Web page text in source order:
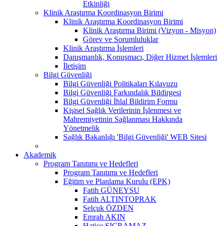
Etkinliği
Klinik Araştırma Koordinasyon Birimi
Klinik Araştırma Koordinasyon Birimi
Klinik Araştırma Birimi (Vizyon - Misyon)
Görev ve Sorumluluklar
Klinik Araştırma İşlemleri
Danışmanlık, Konuşmacı, Diğer Hizmet İşlemleri
İletişim
Bilgi Güvenliği
Bilgi Güvenliği Politikaları Kılavuzu
Bilgi Güvenliği Farkındalık Bildirgesi
Bilgi Güvenliği İhlal Bildirim Formu
Kişisel Sağlık Verilerinin İşlenmesi ve
Mahremiyetinin Sağlanması Hakkında
Yönetmelik
Sağlık Bakanlığı 'Bilgi Güvenliği' WEB Sitesi
Akademik
Program Tanıtımı ve Hedefleri
Program Tanıtımı ve Hedefleri
Eğitim ve Planlama Kurulu (EPK)
Fatih GÜNEYSU
Fatih ALTINTOPRAK
Selçuk ÖZDEN
Emrah AKIN